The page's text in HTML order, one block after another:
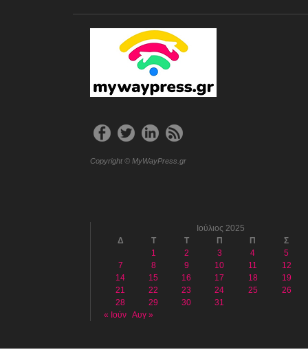
Copyright © MyWayPress.gr
Ιούλιος 2025
Δ
Τ Τ Π Π
Σ
1
2 3 4
5
7
8 9 10 11
12
14
15 16 17 18
19
21
22 23 24 25
26
28
29 30
31
« Ιούν Αυγ »